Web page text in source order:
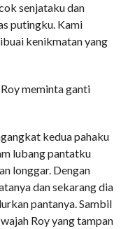
senjataku dan
putingku. Kami
kenikmatan yang
meminta ganti
kedua pahaku
lubang pantatku
longgar. Dengan
dan sekarang dia
pantanya. Sambil
Roy yang tampan